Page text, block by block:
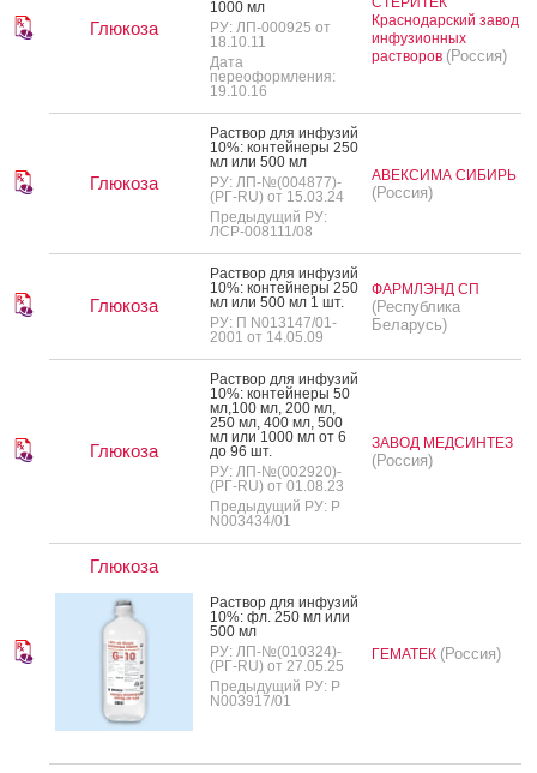
Глюкоза
1000 мл
РУ: ЛП-000925 от
18.10.11
Дата
переоформления:
19.10.16
Краснодарский завод
инфузионных
растворов (Россия)
Глюкоза
Рас­твор для ин­фу­зий
10%: кон­тей­не­ры 250
мл или 500 мл
РУ: ЛП-№(004877)-
(РГ-RU) от 15.03.24
Предыдущий РУ:
ЛСР-008111/08
АВЕКСИМА СИБИРЬ
(Россия)
Глюкоза
Рас­твор для ин­фу­зий
10%: кон­тей­не­ры 250
мл или 500 мл 1 шт.
РУ: П N013147/01-
2001 от 14.05.09
ФАРМЛЭНД СП
(Республика
Беларусь)
Глюкоза
Рас­твор для ин­фу­зий
10%: кон­тей­не­ры 50
мл,100 мл, 200 мл,
250 мл, 400 мл, 500
мл или 1000 мл от 6
до 96 шт.
РУ: ЛП-№(002920)-
(РГ-RU) от 01.08.23
Предыдущий РУ: Р
N003434/01
ЗАВОД МЕДСИНТЕЗ
(Россия)
Глюкоза
Рас­твор для ин­фу­зий
10%: фл. 250 мл или
500 мл
РУ: ЛП-№(010324)-
(РГ-RU) от 27.05.25
Предыдущий РУ: Р
N003917/01
ГЕМАТЕК (Россия)